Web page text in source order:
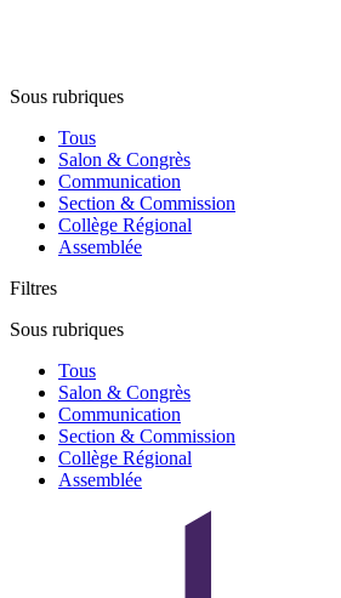
Sous rubriques
Tous
Salon & Congrès
Communication
Section & Commission
Collège Régional
Assemblée
Filtres
Sous rubriques
Tous
Salon & Congrès
Communication
Section & Commission
Collège Régional
Assemblée